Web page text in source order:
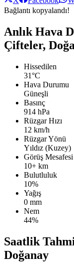
Bağlantı kopyalandı!
Anlık Hava
Çifteler,
Hissedilen
31°C
Hava Durumu
Güneşli
Basınç
914 hPa
Rüzgar Hızı
12 km/h
Rüzgar Yönü
Yıldız (Kuzey)
Görüş Mesafesi
10+ km
Bulutluluk
10%
Yağış
0 mm
Nem
44%
Saatlik
Doğanay